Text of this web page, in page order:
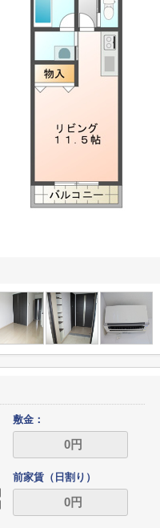
敷金：
前家賃（日割り）